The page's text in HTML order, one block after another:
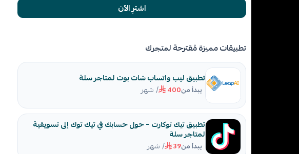
اشترِ الآن
تطبيقات مميزة مُقترحة لمتجرك
تطبيق ليب واتساب شات بوت لمتاجر سلة
يبدأ من400 / شهر
تطبيق تيك توكارت – حول حسابك في تيك توك إلى تسويقية
لمتاجر سلة
يبدأ من39 / شهر